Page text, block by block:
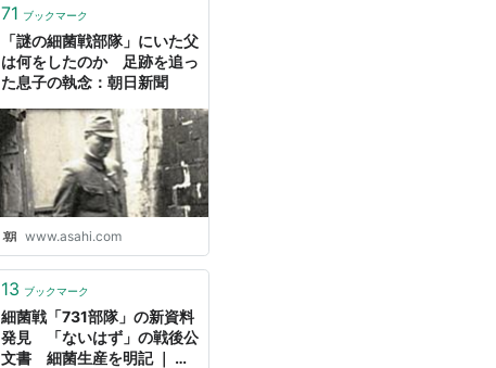
71 ブックマーク
「謎の細菌戦部隊」にいた父
は何をしたのか 足跡を追っ
た息子の執念：朝日新聞
www.asahi.com
13 ブックマーク
細菌戦「731部隊」の新資料
発見 「ないはず」の戦後公
文書 細菌生産を明記 ｜ 京